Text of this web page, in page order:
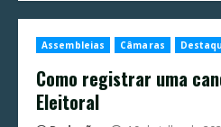
Assembleias Câmaras
Como registrar uma
Eleitoral